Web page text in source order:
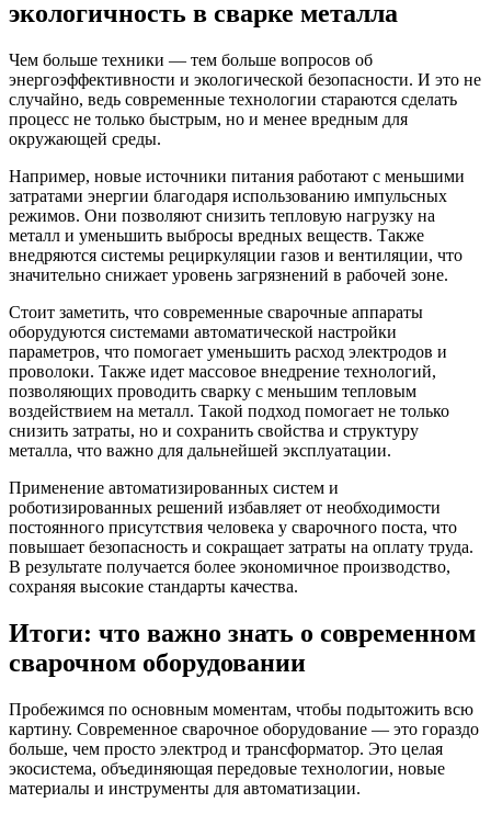
экологичность в сварке металла
Чем больше техники — тем больше вопросов об
энергоэффективности и экологической безопасности. И это не
случайно, ведь современные технологии стараются сделать
процесс не только быстрым, но и менее вредным для
окружающей среды.
Например, новые источники питания работают с меньшими
затратами энергии благодаря использованию импульсных
режимов. Они позволяют снизить тепловую нагрузку на
металл и уменьшить выбросы вредных веществ. Также
внедряются системы рециркуляции газов и вентиляции, что
значительно снижает уровень загрязнений в рабочей зоне.
Стоит заметить, что современные сварочные аппараты
оборудуются системами автоматической настройки
параметров, что помогает уменьшить расход электродов и
проволоки. Также идет массовое внедрение технологий,
позволяющих проводить сварку с меньшим тепловым
воздействием на металл. Такой подход помогает не только
снизить затраты, но и сохранить свойства и структуру
металла, что важно для дальнейшей эксплуатации.
Применение автоматизированных систем и
роботизированных решений избавляет от необходимости
постоянного присутствия человека у сварочного поста, что
повышает безопасность и сокращает затраты на оплату труда.
В результате получается более экономичное производство,
сохраняя высокие стандарты качества.
Итоги: что важно знать о современном
сварочном оборудовании
Пробежимся по основным моментам, чтобы подытожить всю
картину. Современное сварочное оборудование — это гораздо
больше, чем просто электрод и трансформатор. Это целая
экосистема, объединяющая передовые технологии, новые
материалы и инструменты для автоматизации.